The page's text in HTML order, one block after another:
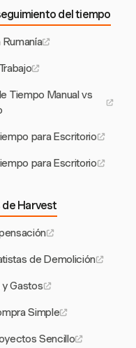
del tiempo
Tiempo Manual vs
para Escritorio
para Escritorio
Harvest
de Demolición
Gastos
Simple
Sencillo